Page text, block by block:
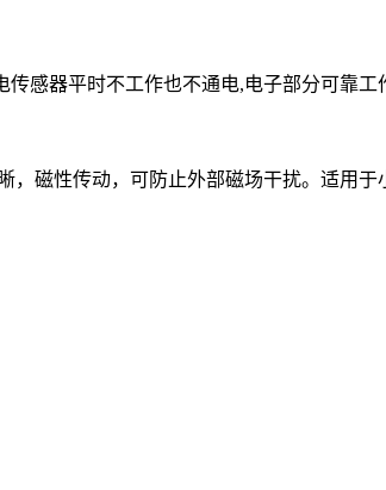
感器平时不工作也不通电,电子部分可靠
磁性传动，可防止外部磁场干扰。适用